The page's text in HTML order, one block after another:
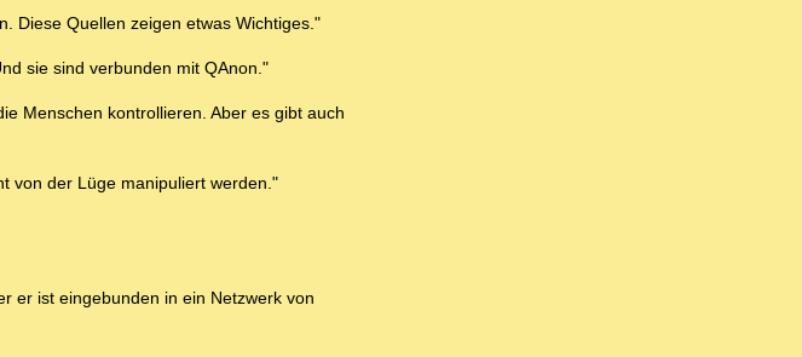
Diese Quellen zeigen etwas Wichtiges."
sie sind verbunden mit QAnon."
Menschen kontrollieren. Aber es gibt auch
von der Lüge manipuliert werden."
er ist eingebunden in ein Netzwerk von